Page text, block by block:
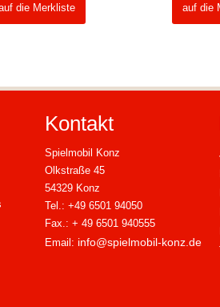
die Merkliste auf die
Kontakt
Spielmobil Konz
Olkstraße 45
54329 Konz
Tel.: +49 6501 94050
Fax.: + 49 6501 940555
Email: info@spielmobil-konz.de